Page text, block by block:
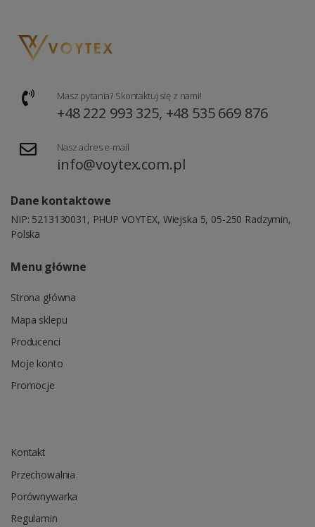
Masz pytania? Skontaktuj się z nami!
+48 222 993 325, +48 535 669 876
Nasz adres e-mail
info@voytex.com.pl
Dane kontaktowe
NIP: 5213130031, PHUP VOYTEX, Wiejska 5, 05-250 Radzymin,
Polska
Menu główne
Strona główna
Mapa sklepu
Producenci
Moje konto
Promocje
Kontakt
Przechowalnia
Porównywarka
Regulamin